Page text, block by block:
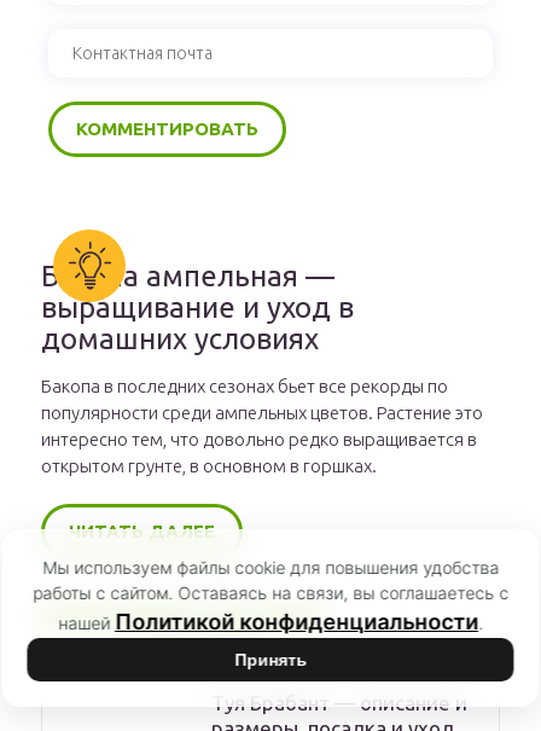
Бакопа ампельная —
выращивание и уход в
домашних условиях
Бакопа в последних сезонах бьет все рекорды по
популярности среди ампельных цветов. Растение это
интересно тем, что довольно редко выращивается в
открытом грунте, в основном в горшках.
ЧИТАТЬ ДАЛЕЕ
РЕКОМЕНДУЕМ
Туя Брабант — описание и
Мы используем файлы cookie для повышения удобства
работы с сайтом. Оставаясь на связи, вы соглашаетесь с
нашей Политикой конфиденциальности.
Принять